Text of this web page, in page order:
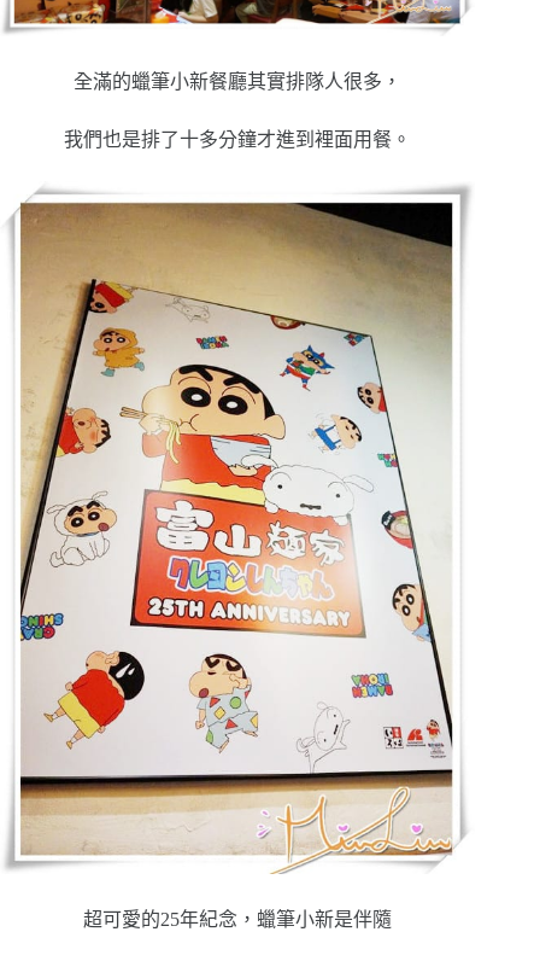
全滿的蠟筆小新餐廳其實排隊人很多，
我們也是排了十多分鐘才進到裡面用餐。
超可愛的25年紀念，蠟筆小新是伴隨